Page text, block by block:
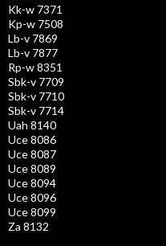
Kk-w 7371
Kp-w 7508
Lb-v 7869
Lb-v 7877
Rp-w 8351
Sbk-v 7709
Sbk-v 7710
Sbk-v 7714
Uah 8140
Uce 8086
Uce 8087
Uce 8089
Uce 8094
Uce 8096
Uce 8099
Za 8132